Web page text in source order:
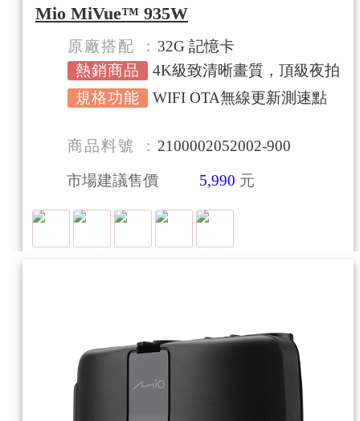
Mio MiVue™ 935W
原廠搭配
32G 記憶卡
熱銷商品
4K級致清晰畫質，頂級夜拍
規格功能
WIFI OTA無線更新測速點
商品料號 2100002052002-900
市場建議售價 5,990 元